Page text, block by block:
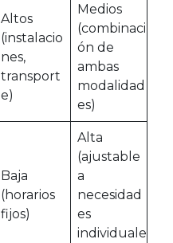
Altos
(instalacio
nes,
transport
e)
Medios
(combinaci
ón de
ambas
modalidad
es)
Baja
(horarios
fijos)
Alta
(ajustable
a
necesidad
es
individuale